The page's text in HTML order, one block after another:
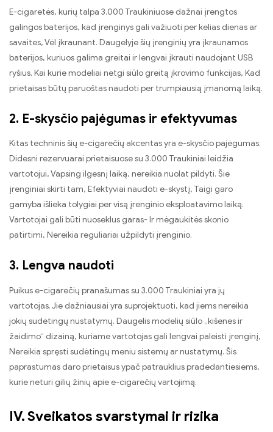
E-cigaretės, kurių talpa 3.000 Traukiniuose dažnai įrengtos
galingos baterijos, kad įrenginys gali važiuoti per kelias dienas ar
savaites, Vėl įkraunant. Daugelyje šių įrenginių yra įkraunamos
baterijos, kuriuos galima greitai ir lengvai įkrauti naudojant USB
ryšius. Kai kurie modeliai netgi siūlo greitą įkrovimo funkcijas, Kad
prietaisas būtų paruoštas naudoti per trumpiausią įmanomą laiką.
2. E-skysčio pajėgumas ir efektyvumas
Kitas techninis šių e-cigarečių akcentas yra e-skysčio pajėgumas.
Didesni rezervuarai prietaisuose su 3.000 Traukiniai leidžia
vartotojui, Vapsing ilgesnį laiką, nereikia nuolat pildyti. Šie
įrenginiai skirti tam, Efektyviai naudoti e-skystį, Taigi garo
gamyba išlieka tolygiai per visą įrenginio eksploatavimo laiką.
Vartotojai gali būti nuoseklus garas- Ir mėgaukitės skonio
patirtimi, Nereikia reguliariai užpildyti įrenginio.
3. Lengva naudoti
Puikus e-cigarečių pranašumas su 3.000 Traukiniai yra jų
vartotojas. Jie dažniausiai yra suprojektuoti, kad jiems nereikia
jokių sudėtingų nustatymų. Daugelis modelių siūlo „kišenės ir
žaidimo“ dizainą, kuriame vartotojas gali lengvai paleisti įrenginį,
Nereikia spręsti sudėtingų meniu sistemų ar nustatymų. Šis
paprastumas daro prietaisus ypač patrauklius pradedantiesiems,
kurie neturi gilių žinių apie e-cigarečių vartojimą.
IV. Sveikatos svarstymai ir rizika